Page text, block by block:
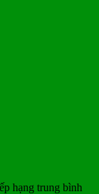
hạng trung bình